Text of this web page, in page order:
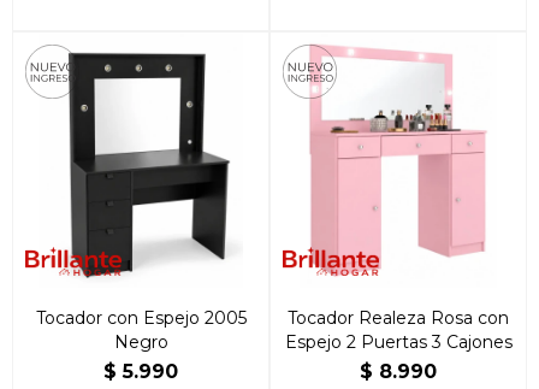
Tocador con Espejo 2005
Negro
$ 5.990
Tocador Realeza Rosa con
Espejo 2 Puertas 3 Cajones
$ 8.990